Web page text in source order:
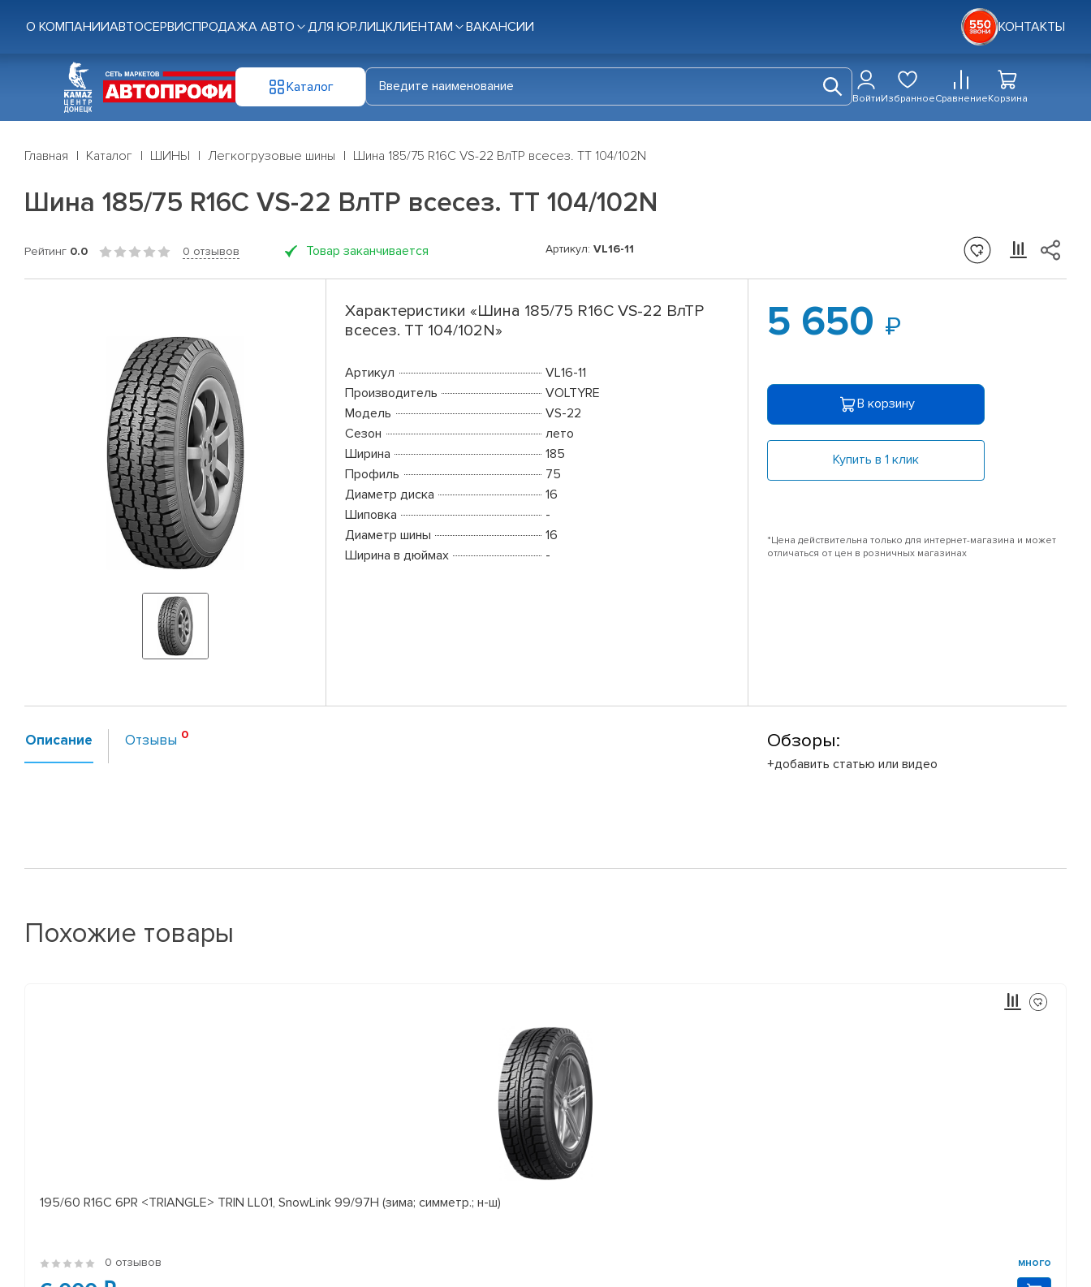
О КОМПАНИИАВТОСЕРВИСПРОДАЖА АВТО ДЛЯ ЮР.ЛИЦКЛИЕНТАМ ВАКАНСИИ КОНТАКТЫ
Каталог
ВойтиИзбранноеСравнениеКорзина
Главная Каталог ШИНЫ Легкогрузовые шины Шина 185/75 R16C VS-22 ВлТР всесез. TT 104/102N
Шина 185/75 R16C VS-22 ВлТР всесез. TT 104/102N
Рейтинг 0.0 0 отзывов Товар заканчивается Артикул: VL16-11
Характеристики «Шина 185/75 R16C VS-22 ВлТР
всесез. TT 104/102N»
Артикул
VL16-11
Производитель
VOLTYRE
Модель
VS-22
Сезон
лето
Ширина
185
Профиль
75
Диаметр диска
16
Шиповка
-
Диаметр шины
16
Ширина в дюймах
-
5 650
В корзину
Купить в 1 клик
*Цена действительна только для интернет-магазина и может
отличаться от цен в розничных магазинах
Описание Отзывы Обзоры:
+добавить статью или видео
Похожие товары
195/60 R16C 6PR <TRIANGLE> TRIN LL01, SnowLink 99/97H (зима; симметр.; н-ш)
0 отзывов много